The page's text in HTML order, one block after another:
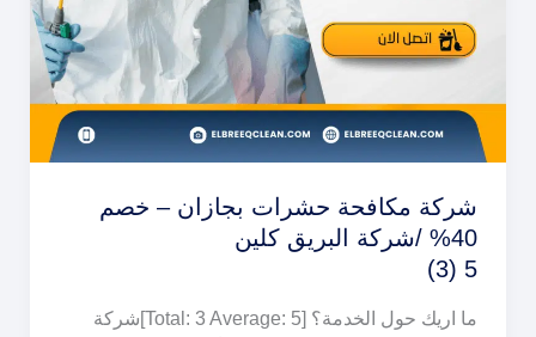
شركة مكافحة حشرات بجازان – خصم
40% /شركة البريق كلين
5 (3)
ما اريك حول الخدمة؟ [Total: 3 Average: 5]شركة